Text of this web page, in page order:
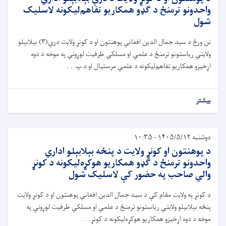
واحدونو ترمنځ د گډو همکاريو تفاهم‌ليکونه لاسليک
شول
نن ورځ د سيد جمال الدين افغاني پوهنتون او د کونړ ولايت درې(۳)
بېلابېلو
ولايتي رياستونو ترمنځ د علمي او مسلکي ظرفيت لوړونې په موخه د دوه
اړخيزو همکاريوتفاهم‌ليکونه د علمي مرستيال او د پ. . .
بیشتر
دوشنبه ۱۴۰۵/۵/۱۲ - ۱۰:۳۵
د پوهنتون او کونړ ولايت د پنځه بېلابېلو اداري
واحدونو ترمنځ د گډو همکاريو هوکړه‌ليکونه د کونړ
والي صاحب په حضور کې لاسليک شول
د کونړ په ولايت مقام کې د سيد جمال الدين افغاني پوهنتون او د کونړ ولايت
پنځه بېلابېلو ولايتي رياستونو ترمنځ د علمي او مسلکي ظرفيت لوړونې په
موخه د دوه اړخيزو همکاريو هوکړه‌ليکونه د کونړ. . .